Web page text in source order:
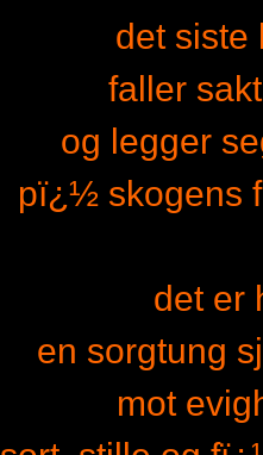
det
faller
og legger
pï¿½ skogens
det er
en sorgtung
mot